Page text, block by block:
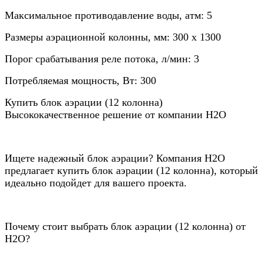
Максимальное противодавление воды, атм: 5
Размеры аэрационной колонны, мм: 300 х 1300
Порог срабатывания реле потока, л/мин: 3
Потребляемая мощность, Вт: 300
Купить блок аэрации (12 колонна)
Высококачественное решение от компании Н2О
Ищете надежный блок аэрации? Компания Н2О
предлагает купить блок аэрации (12 колонна), который
идеально подойдет для вашего проекта.
Почему стоит выбрать блок аэрации (12 колонна) от
Н2О?